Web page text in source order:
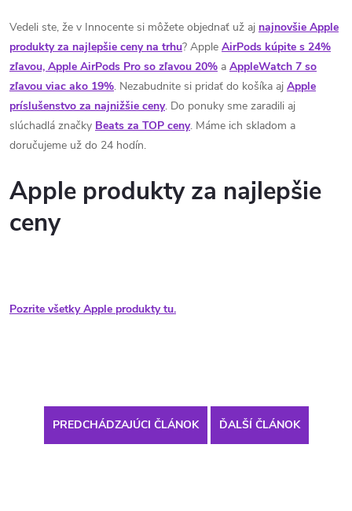
Vedeli ste, že v Innocente si môžete objednať už aj najnovšie Apple
produkty za najlepšie ceny na trhu? Apple AirPods kúpite s 24%
zľavou, Apple AirPods Pro so zľavou 20% a AppleWatch 7 so
zľavou viac ako 19%. Nezabudnite si pridať do košíka aj Apple
príslušenstvo za najnižšie ceny. Do ponuky sme zaradili aj
slúchadlá značky Beats za TOP ceny. Máme ich skladom a
doručujeme už do 24 hodín.
Apple produkty za najlepšie
ceny
Pozrite všetky Apple produkty tu.
PREDCHÁDZAJÚCI ČLÁNOK ĎALŠÍ ČLÁNOK